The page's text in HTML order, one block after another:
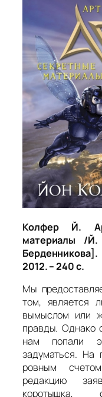
Колфер Й.
материалы /
2012. – 240 с.
Мы
том, является
вымыслом или
правды. Однако
нам попали
задуматься. На
ровным
редакцию
коротышка,